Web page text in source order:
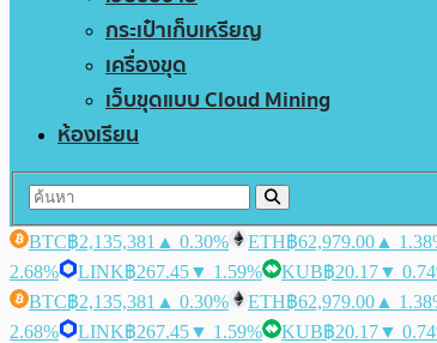
กระเป๋าเก็บเหรียญ
เครื่องขุด
เว็บขุดแบบ Cloud Mining
ห้องเรียน
BTC฿2,135,381 ▲ 0.30% ETH฿62,979.00 ▲
2.68%
LINK฿267.45▼ 1.59% KUB฿20.17▼
BTC฿2,135,381 ▲ 0.30% ETH฿62,979.00 ▲
2.68%
LINK฿267.45▼ 1.59% KUB฿20.17▼